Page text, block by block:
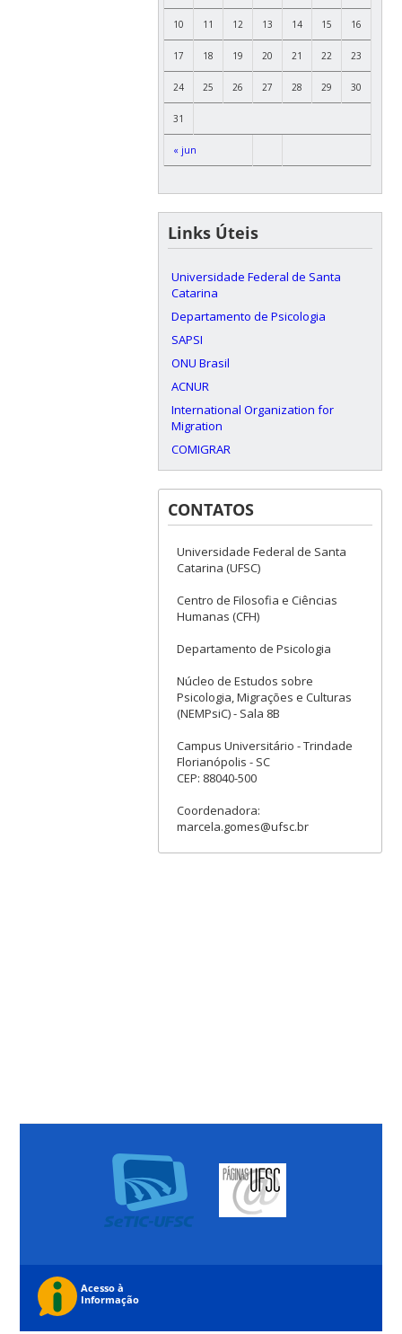
« jun
10 11 12 13 14 15 16
17 18 19 20 21 22 23
24 25 26 27 28 29 30
31
Links Úteis
Universidade Federal de Santa
Catarina
Departamento de Psicologia
SAPSI
ONU Brasil
ACNUR
International Organization for
Migration
COMIGRAR
CONTATOS
Universidade Federal de Santa
Catarina (UFSC)
Centro de Filosofia e Ciências
Humanas (CFH)
Departamento de Psicologia
Núcleo de Estudos sobre
Psicologia, Migrações e Culturas
(NEMPsiC) - Sala 8B
Campus Universitário - Trindade
Florianópolis - SC
CEP: 88040-500
Coordenadora:
marcela.gomes@ufsc.br